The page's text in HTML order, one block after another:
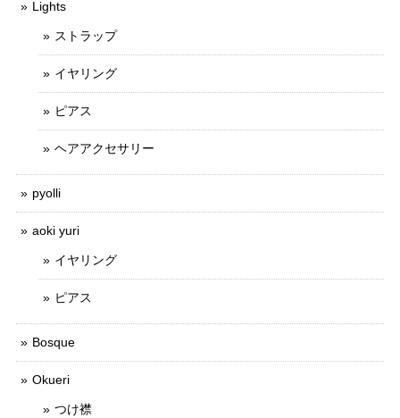
Lights
ストラップ
イヤリング
ピアス
ヘアアクセサリー
pyolli
aoki yuri
イヤリング
ピアス
Bosque
Okueri
つけ襟